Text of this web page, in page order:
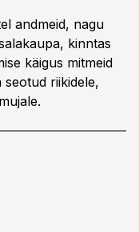
andmeid, nagu
kinntas
käigus mitmeid
riikidele,